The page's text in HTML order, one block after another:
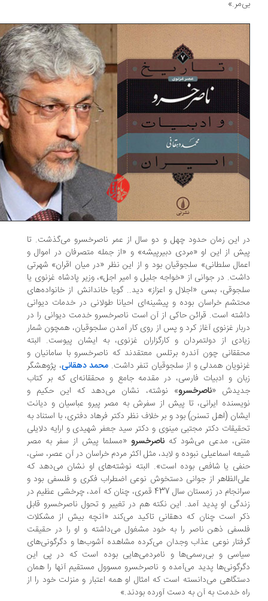
این زمان حدود چهل و دو سال از عمر ناصرخسرو می‌گذشت. تا
از این او «مردی دبیرپیشه» و «از جمله متصرفان در اموال و
سلطانی» سلجوقیان بود و از این نظر «در میان اقران» شهرتی
در جوانی از «خواجه جلیل و امیر اجل»، وزیر پادشاه غزنوی یا
بسی «اجلال و اعزاز» دید.. گویا خاندانش از خانواده‌های
خراسان بوده و پیشینه‌ای احیانا طولانی در خدمات دیوانی
است. قرائن حاکی از آن است ناصرخسرو خدمت دیوانی را در
غزنوی آغاز کرد و پس از روی کار آمدن سلجوقیان، همچون شمار
از دولتمردان و کارگزاران غزنوی، به ایشان پیوست. البته
چون آندره برتلس معتقدند که ناصرخسرو با سامانیان و
همدلی و از سلجوقیان تنفر داشت.محمد دهقانی، پژوهشگر
و ادبیات فارسی، در مقدمه جامع و محققانه‌ای که بر کتاب
«ناصرخسرو» نوشته، نشان می‌دهد که این حکیم و
ایرانی، تا پیش از سفرش به مصر پیرو عباسیان و دیانت
(اهل تسنن) بود و بر خلاف نظر دکتر فرهاد دفتری، با استناد به
دکتر مجتبی مینوی و دکتر سید جعفر شهیدی و ارایه دلایلی
مدعی می‌شود کهناصرخسرو«مسلما پیش از سفر به مصر
اسماعیلی نبوده و لابد، مثل اکثر مردم خراسان در آن عصر، سنی،
یا شافعی بوده است». البته نوشته‌های او نشان می‌دهد که
از جوانی دستخوش نوعی اضطراب فکری و فلسفی بود و
سرانجام در زمستان سال 437 قمری، چنان که آمد، چرخشی عظیم در
او پدید آمد. این نکته هم در تغییر و تحول ناصرخسرو قابل
است چنان که دهقانی تاکید می‌کند «آنچه بیش از مشکلات
ذهن ناصر را به خود مشغول می‌داشته و او را در حقیقت
نوعی عذاب وجدان می‌کرده مشاهده آشوب‌ها و دگرگونی‌های
و بی‌رسمی‌ها و نامردمی‌هایی بوده است که در پی این
پدید می‌آمده و ناصرخسرو مسوول مستقیم آنها را همان
می‌دانسته است که امثال او همه اعتبار و منزلت خود را از
خدمت به آن به دست آورده بودند.»